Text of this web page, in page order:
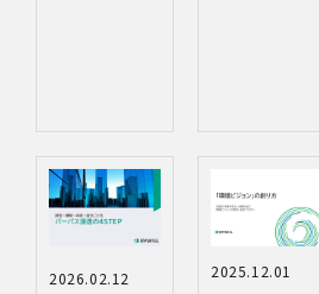
2026.02.12 2025.12.01